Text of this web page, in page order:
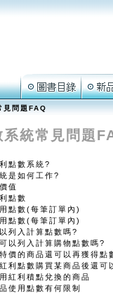
問題FAQ
系統常見問題
點數系統?
是如何工作?
值
點數
點數(每筆訂單內)
點數(每筆訂單內)
列入計算點數嗎?
以列入計算購物點數嗎?
價的商品還可以再獲得點
利點數購買某商品後還可
紅利積點兌換的商品
使用點數有何限制